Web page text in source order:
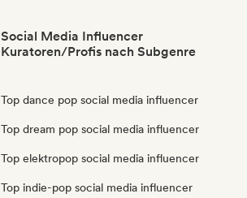
Social Media Influencer
Kuratoren/Profis nach Subgenre
Top dance pop social media influencer
Top dream pop social media influencer
Top elektropop social media influencer
Top indie-pop social media influencer